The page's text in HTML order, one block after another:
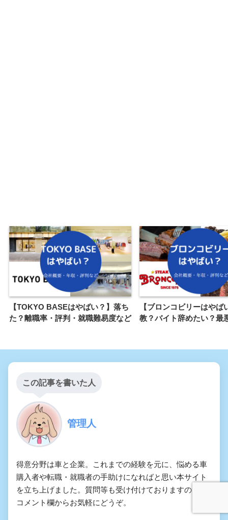
【TOKYO BASEはやばい？】落ち
た？離職率・評判・就職難易度など
【ブロンコビリーはやば
教？バイト辞めたい？最
この記事を書いた人
管理人
得意分野は車と企業。これまでの経験を元に、悩める車
購入者や転職・就職者の手助けになればと思い本サイト
を立ち上げました。質問等も受け付けておりますので、
コメント欄からお気軽にどうぞ。